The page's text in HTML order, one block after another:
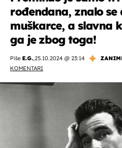
rođendana, znalo se
muškarce, a slavna
ga je zbog toga!
Piše E.G.,25.10.2024 @ 23:14
KOMENTARI